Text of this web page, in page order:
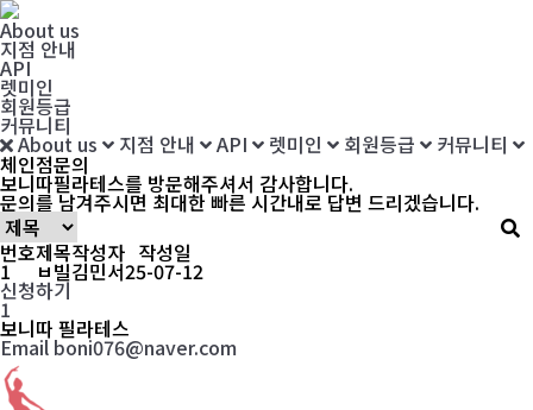
About us
지점 안내
API
렛미인
회원등급
커뮤니티
About us 지점 안내 API 렛미인 회원등급 커뮤니티
체인점문의
보니따필라테스를 방문해주셔서 감사합니다.
문의를 남겨주시면 최대한빠른 시간내로 답변 드리겠습니다.
번호제목작성자 작성일
1 ㅂ빌김민서25-07-12
신청하기
1
보니따 필라테스
Email boni076@naver.com